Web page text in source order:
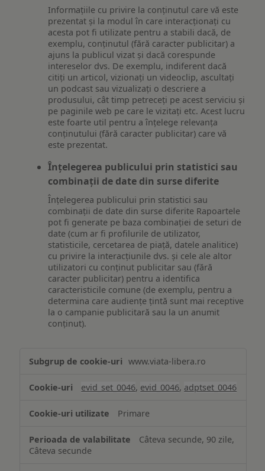
Informațiile cu privire la conținutul care vă este
prezentat și la modul în care interacționați cu
acesta pot fi utilizate pentru a stabili dacă, de
exemplu, conținutul (fără caracter publicitar) a
ajuns la publicul vizat și dacă corespunde
intereselor dvs. De exemplu, indiferent dacă
citiți un articol, vizionați un videoclip, ascultați
un podcast sau vizualizați o descriere a
produsului, cât timp petreceți pe acest serviciu și
pe paginile web pe care le vizitați etc. Acest lucru
este foarte util pentru a înțelege relevanța
conținutului (fără caracter publicitar) care vă
este prezentat.
Înțelegerea publicului prin statistici sau
combinații de date din surse diferite
Înțelegerea publicului prin statistici sau
combinații de date din surse diferite Rapoartele
pot fi generate pe baza combinației de seturi de
date (cum ar fi profilurile de utilizator,
statisticile, cercetarea de piață, datele analitice)
cu privire la interacțiunile dvs. și cele ale altor
utilizatori cu conținut publicitar sau (fără
caracter publicitar) pentru a identifica
caracteristicile comune (de exemplu, pentru a
determina care audiențe țintă sunt mai receptive
la o campanie publicitară sau la un anumit
conținut).
www.viata-libera.ro
evid_set_0046, evid_0046, adptset_0046
Primare
Câteva secunde, 90 zile,
Câteva secunde